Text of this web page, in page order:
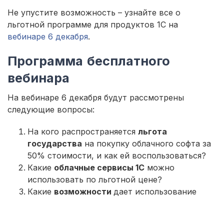
Не упустите возможность – узнайте все о
льготной программе для продуктов 1С на
вебинаре 6 декабря.
Программа бесплатного
вебинара
На вебинаре 6 декабря будут рассмотрены
следующие вопросы:
На кого распространяется льгота
государства на покупку облачного софта за
50% стоимости, и как ей воспользоваться?
Какие облачные сервисы 1С можно
использовать по льготной цене?
Какие возможности дает использование